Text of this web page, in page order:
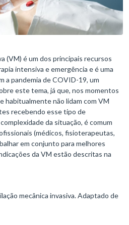
(VM) é um dos principais recursos
intensiva e emergência e é uma
a pandemia de COVID-19, um
este tema, já que, nos momentos
habitualmente não lidam com VM
recebendo esse tipo de
da situação, é comum
(médicos, fisioterapeutas,
em conjunto para melhores
da VM estão descritas na
mecânica invasiva. Adaptado de